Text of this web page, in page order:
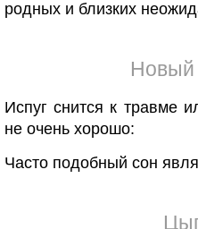
родных и близких
Новый
Испуг снится к травме
не очень хорошо:
Часто подобный сон